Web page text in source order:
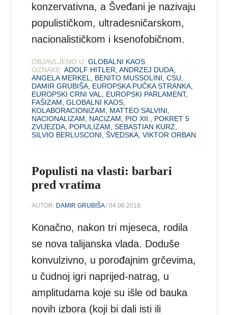
konzervativna, a Šveđani je nazivaju
populističkom, ultradesničarskom,
nacionalističkom i ksenofobičnom.
OBJAVLJENO U: GLOBALNI KAOS
OZNAKE: ADOLF HITLER ,ANDRZEJ DUDA
ANGELA MERKEL
BENITO MUSSOLINI ,CSU
DAMIR GRUBIŠA EUROPSKA PUČKA STRANKA
EUROPSKI CRNI VAL
EUROPSKI PARLAMENT,
FAŠIZAM ,GLOBALNI KAOS
KOLABORACIONIZAM
MATTEO SALVINI
NACIONALIZAM
NACIZAM PIO XII.
POKRET 5
ZVIJEZDA POPULIZAM ,SEBASTIAN KURZ
SILVIO BERLUSCONI ,ŠVEDSKA ,VIKTOR ORBAN
Populisti na vlasti: barbari
pred vratima
AUTOR: DAMIR GRUBIŠA/ 04.06.2018.
Konačno, nakon tri mjeseca, rodila
se nova talijanska vlada. Doduše
konvulzivno, u porođajnim grčevima,
u čudnoj igri naprijed-natrag, u
amplitudama koje su išle od bauka
novih izbora (koji bi dali isti ili